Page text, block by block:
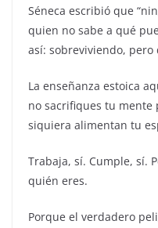
Séneca escribió que
quien no sabe a qué
así: sobreviviendo, pero
La enseñanza estoica
no sacrifiques tu mente
siquiera alimentan tu
Trabaja, sí. Cumple, sí.
quién eres.
Porque el verdadero